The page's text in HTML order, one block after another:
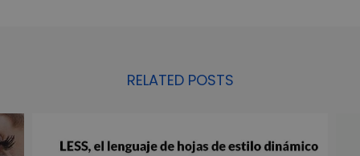
RELATED POSTS